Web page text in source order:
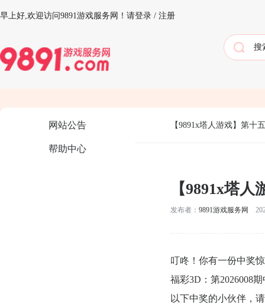
早上好,欢迎访问9891游戏服务网！ 请登录 / 注册
网站公告
帮助中心
【9891x塔人游戏】第十
【9891x塔
发布者： 9891游戏服务网
叮咚！你有一份中奖
福彩3D：第2026008
以下中奖的小伙伴，